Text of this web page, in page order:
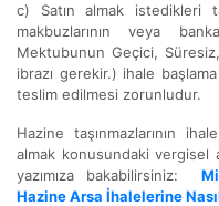
c) Satın almak istedikleri
makbuzlarının veya
Mektubunun Geçici,
ibrazı gerekir.) ihale
teslim edilmesi zorunludur.
Hazine taşınmazlarının
almak konusundaki vergisel
yazımıza bakabilirsiniz:
Hazine Arsa İhalelerine Nasıl